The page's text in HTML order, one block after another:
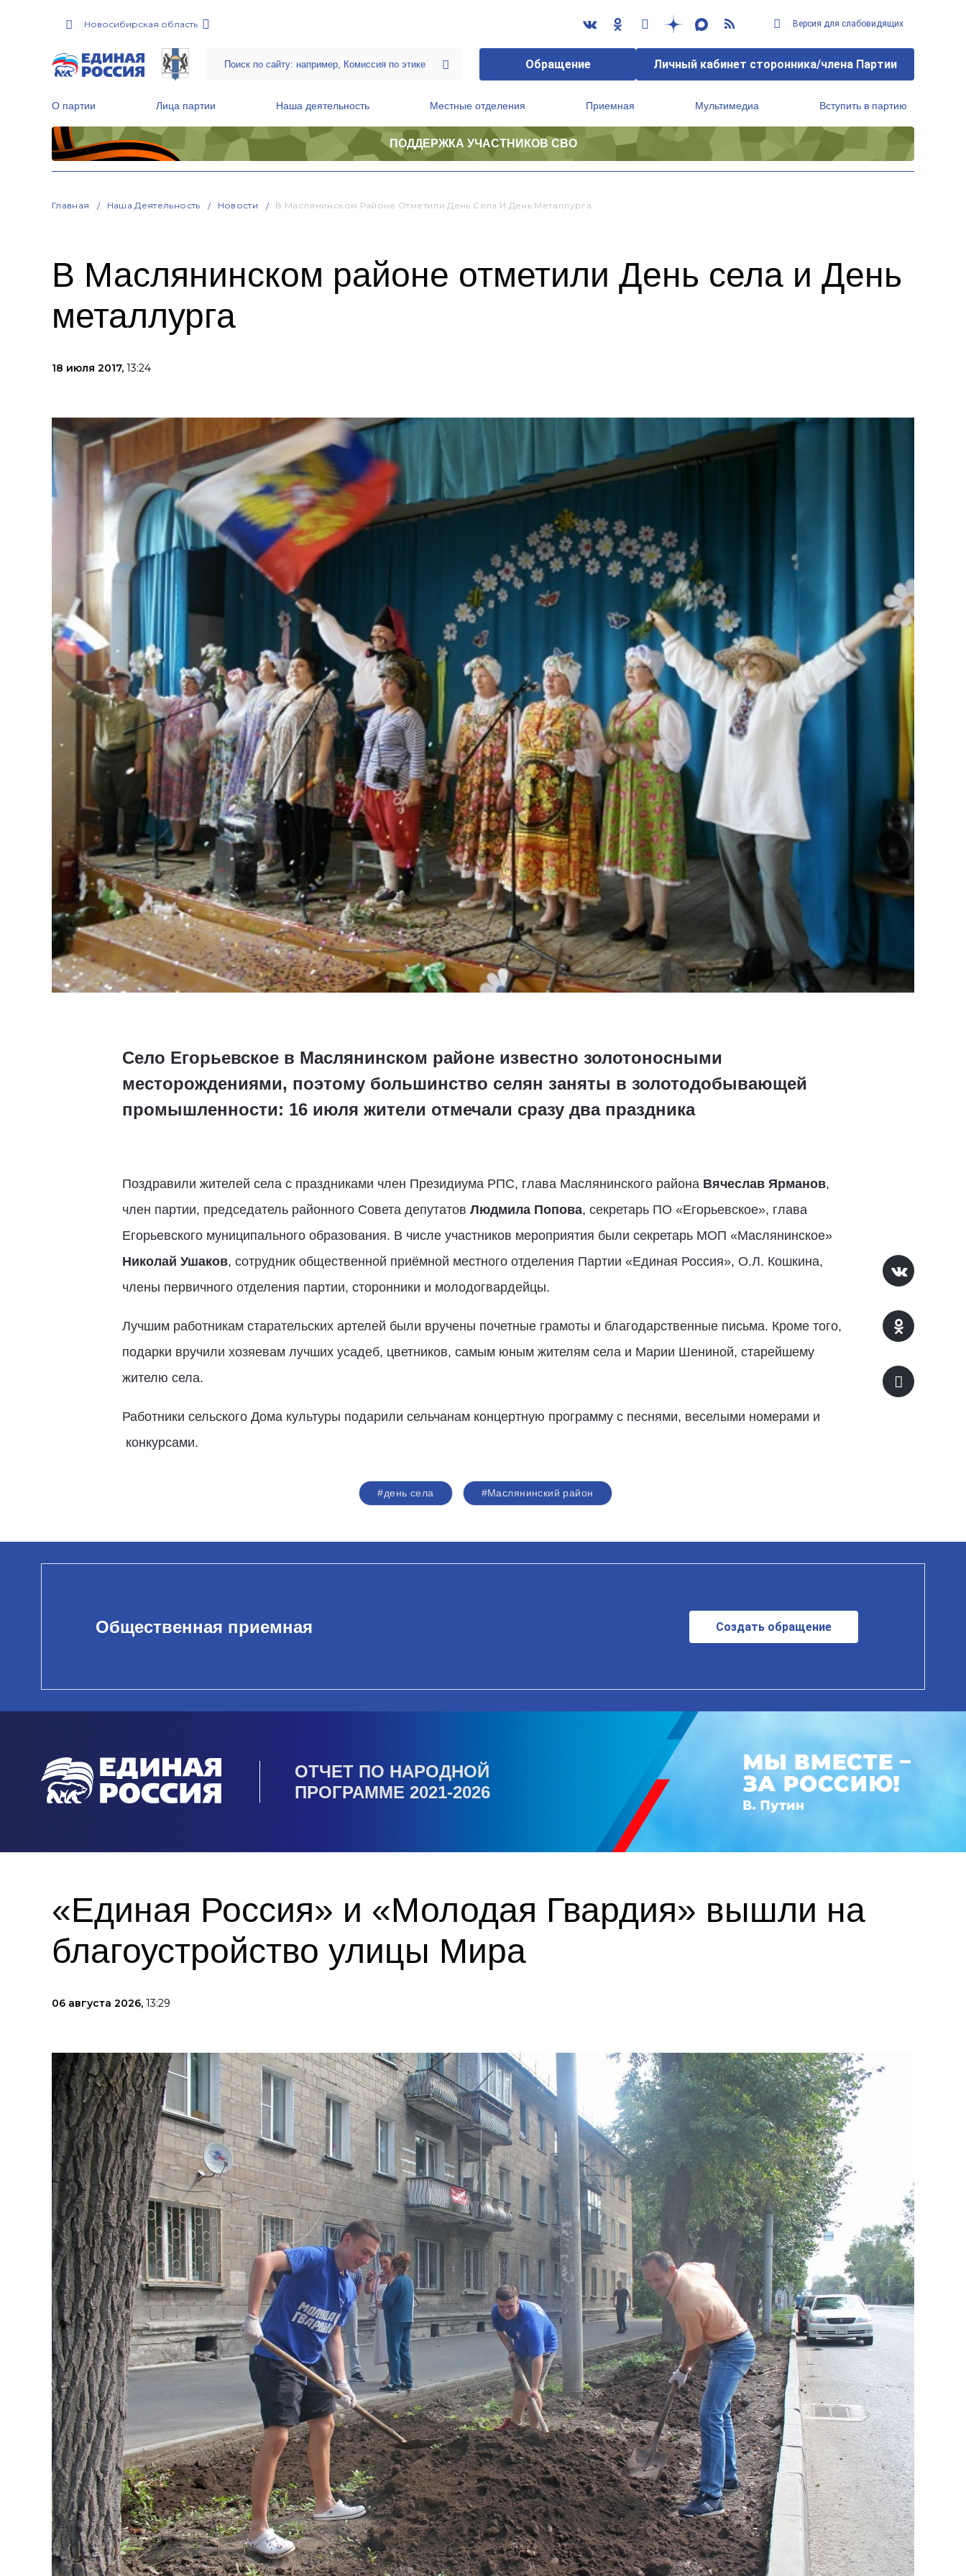
Новосибирская область Версия для слабовидящих
Обращение Личный кабинет сторонника/члена Партии
О партии Лица партии Наша деятельность Местные отделения Приемная Мультимедиа Вступить в партию
ПОДДЕРЖКА УЧАСТНИКОВ СВО
Главная Наша Деятельность Новости В Маслянинском Районе Отметили День Села И День Металлурга
В Маслянинском районе отметили День села и День
металлурга
18 июля 2017, 13:24
Село Егорьевское в Маслянинском районе известно золотоносными
месторождениями, поэтому большинство селян заняты в золотодобывающей
промышленности: 16 июля жители отмечали сразу два праздника
Поздравили жителей села с праздниками член Президиума РПС, глава Маслянинского района Вячеслав Ярманов,
член партии, председатель районного Совета депутатов Людмила Попова, секретарь ПО «Егорьевское», глава
Егорьевского муниципального образования. В числе участников мероприятия были секретарь МОП «Маслянинское»
Николай Ушаков, сотрудник общественной приёмной местного отделения Партии «Единая Россия», О.Л. Кошкина,
члены первичного отделения партии, сторонники и молодогвардейцы.
Лучшим работникам старательских артелей были вручены почетные грамоты и благодарственные письма. Кроме того,
подарки вручили хозяевам лучших усадеб, цветников, самым юным жителям села и Марии Шениной, старейшему
жителю села.
Работники сельского Дома культуры подарили сельчанам концертную программу с песнями, веселыми номерами и
конкурсами.
#день села #Маслянинский район
Общественная приемная Создать обращение
ОТЧЕТ ПО НАРОДНОЙ
ПРОГРАММЕ 2021-2026
«Единая Россия» и «Молодая Гвардия» вышли на
благоустройство улицы Мира
06 августа 2026, 13:29